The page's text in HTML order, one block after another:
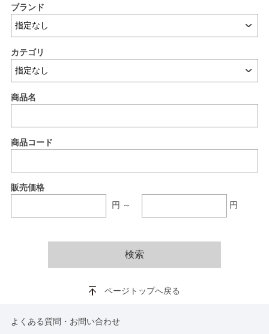
商品コード
商品名
販売価格
円～
円
ページトップへ戻る
よくある質問・お問い合わせ